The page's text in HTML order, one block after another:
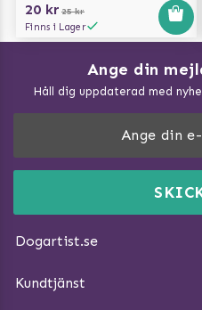
20 kr 25 kr
Finns i Lager
Ange din
Håll dig uppdaterad med
Dogartist.se
DogArtist.se drivs av:
E-post:info@dogartist.se
Kundtjänst
Ångra Köp
Vad kan hundar äta?
Träna Nose Work hemma
Så gör du promenaden roligare